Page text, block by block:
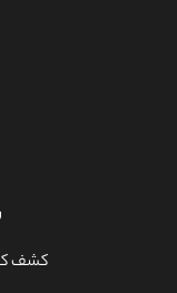
کشف